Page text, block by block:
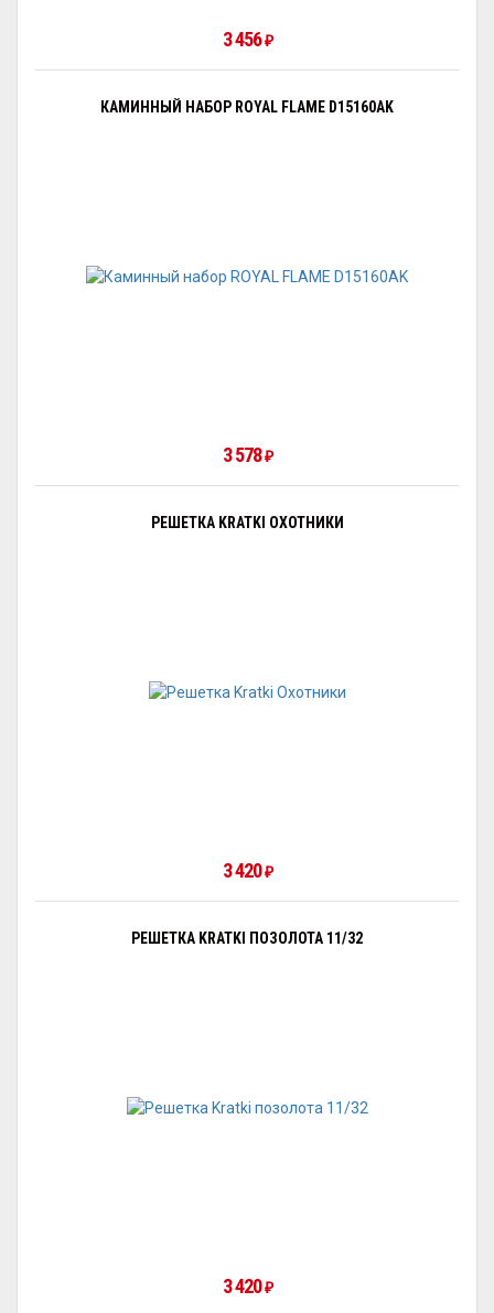
3 456₽
КАМИННЫЙ НАБОР ROYAL FLAME D15160AK
3 578₽
РЕШЕТКА KRATKI ОХОТНИКИ
3 420₽
РЕШЕТКА KRATKI ПОЗОЛОТА 11/32
3 420₽